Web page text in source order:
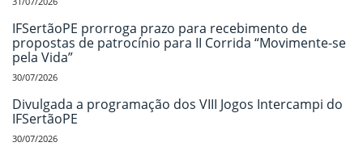
IFSertãoPE prorroga prazo para recebimento de
propostas de patrocínio para II Corrida “Movimente-se
pela Vida”
30/07/2026
Divulgada a programação dos VIII Jogos Intercampi do
IFSertãoPE
30/07/2026